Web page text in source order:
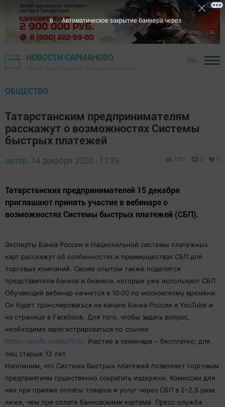
НОВОСТИ САРМАНОВО
ОБЩЕСТВО
Татарстанским предпринимателям
расскажут о возможностях Системы
быстрых платежей
автор, 14 декабря 2020 - 11:39 1371 0 0
Татарстанских предпринимателей 15 декабря
приглашают принять участие в вебинаре о
возможностях Системы быстрых платежей (СБП).
Эксперты Банка России и Национальной системы платежных
карт расскажут об особенностях и преимуществах СБП для
торговых компаний. Своим опытом также поделятся
представители банков и бизнеса, которые уже используют СБП.
Обучающий вебинар начнется в 10:00 по московскому времени.
Он будет транслироваться на канале Банка России в YouTube и
на странице в Facebook. Для того, чтобы задать вопрос,
необходимо зарегистрироваться по ссылке
https://proofix.ru/edu1512/. Участие в семинаре – бесплатно; для
лиц старше 12 лет.
Напомним, что Система быстрых платежей позволяет торговым
предприятиям существенно сократить издержки. Комиссии для
них при приеме оплаты товаров и услуг через СБП в 2–2,5 раза
ниже, чем при оплате банковскими картами. Пресс-служба
5 Автоматическое закрытие баннера через